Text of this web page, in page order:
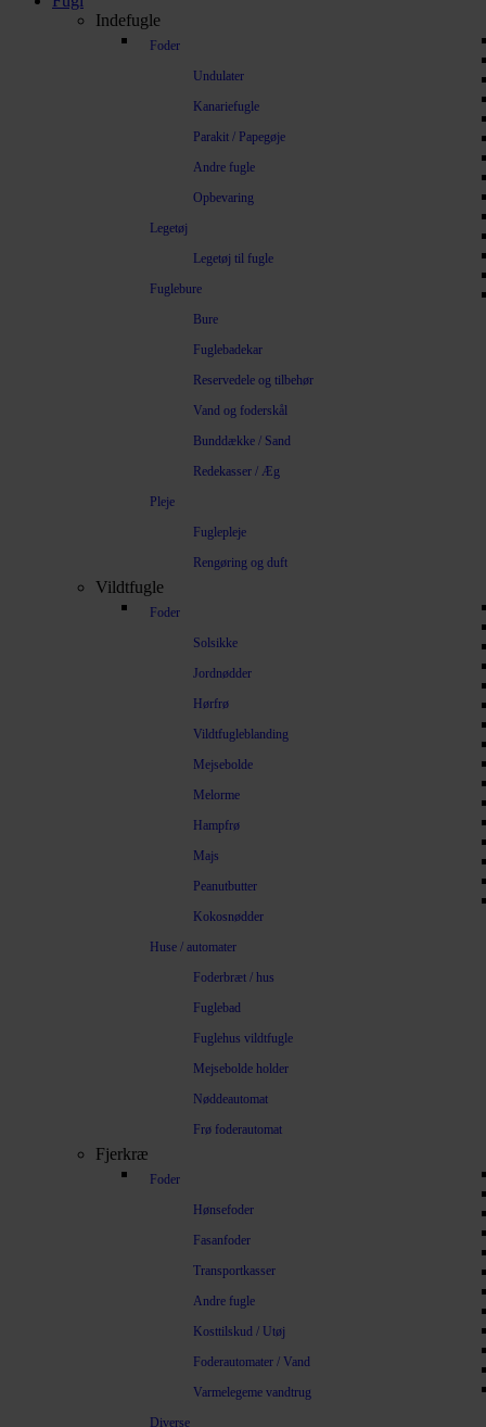
Indefugle
Foder
Undulater
Kanariefugle
Parakit / Papegøje
Andre fugle
Opbevaring
Legetøj
Legetøj til fugle
Fuglebure
Bure
Fuglebadekar
Reservedele og tilbehør
Vand og foderskål
Bunddække / Sand
Redekasser / Æg
Pleje
Fuglepleje
Rengøring og duft
Vildtfugle
Foder
Solsikke
Jordnødder
Hørfrø
Vildtfugleblanding
Mejsebolde
Melorme
Hampfrø
Majs
Peanutbutter
Kokosnødder
Huse / automater
Foderbræt / hus
Fuglebad
Fuglehus vildtfugle
Mejsebolde holder
Nøddeautomat
Frø foderautomat
Fjerkræ
Foder
Hønsefoder
Fasanfoder
Transportkasser
Andre fugle
Kosttilskud / Utøj
Foderautomater / Vand
Varmelegeme vandtrug
Diverse